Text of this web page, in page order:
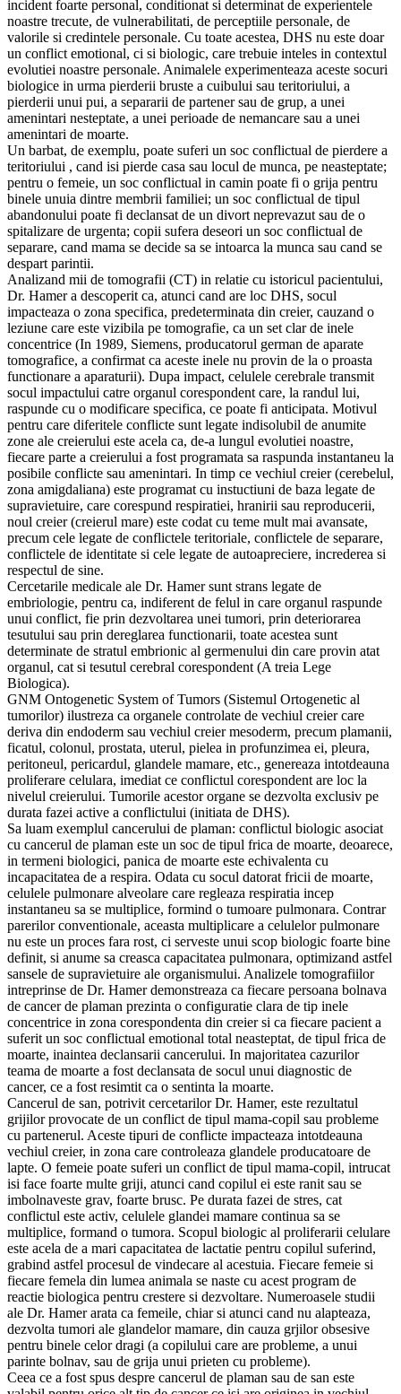
incident foarte personal, conditionat si determinat de experientele
noastre trecute, de vulnerabilitati, de perceptiile personale, de
valorile si credintele personale. Cu toate acestea, DHS nu este doar
un conflict emotional, ci si biologic, care trebuie inteles in contextul
evolutiei noastre personale. Animalele experimenteaza aceste socuri
biologice in urma pierderii bruste a cuibului sau teritoriului, a
pierderii unui pui, a separarii de partener sau de grup, a unei
amenintari nesteptate, a unei perioade de nemancare sau a unei
amenintari de moarte.
Un barbat, de exemplu, poate suferi un soc conflictual de pierdere a
teritoriului , cand isi pierde casa sau locul de munca, pe neasteptate;
pentru o femeie, un soc conflictual in camin poate fi o grija pentru
binele unuia dintre membrii familiei; un soc conflictual de tipul
abandonului poate fi declansat de un divort neprevazut sau de o
spitalizare de urgenta; copii sufera deseori un soc conflictual de
separare, cand mama se decide sa se intoarca la munca sau cand se
despart parintii.
Analizand mii de tomografii (CT) in relatie cu istoricul pacientului,
Dr. Hamer a descoperit ca, atunci cand are loc DHS, socul
impacteaza o zona specifica, predeterminata din creier, cauzand o
leziune care este vizibila pe tomografie, ca un set clar de inele
concentrice (In 1989, Siemens, producatorul german de aparate
tomografice, a confirmat ca aceste inele nu provin de la o proasta
functionare a aparaturii). Dupa impact, celulele cerebrale transmit
socul impactului catre organul corespondent care, la randul lui,
raspunde cu o modificare specifica, ce poate fi anticipata. Motivul
pentru care diferitele conflicte sunt legate indisolubil de anumite
zone ale creierului este acela ca, de-a lungul evolutiei noastre,
fiecare parte a creierului a fost programata sa raspunda instantaneu la
posibile conflicte sau amenintari. In timp ce vechiul creier (cerebelul,
zona amigdaliana) este programat cu instuctiuni de baza legate de
supravietuire, care corespund respiratiei, hranirii sau reproducerii,
noul creier (creierul mare) este codat cu teme mult mai avansate,
precum cele legate de conflictele teritoriale, conflictele de separare,
conflictele de identitate si cele legate de autoapreciere, increderea si
respectul de sine.
Cercetarile medicale ale Dr. Hamer sunt strans legate de
embriologie, pentru ca, indiferent de felul in care organul raspunde
unui conflict, fie prin dezvoltarea unei tumori, prin deteriorarea
tesutului sau prin dereglarea functionarii, toate acestea sunt
determinate de stratul embrionic al germenului din care provin atat
organul, cat si tesutul cerebral corespondent (A treia Lege
Biologica).
GNM Ontogenetic System of Tumors (Sistemul Ortogenetic al
tumorilor) ilustreza ca organele controlate de vechiul creier care
deriva din endoderm sau vechiul creier mesoderm, precum plamanii,
ficatul, colonul, prostata, uterul, pielea in profunzimea ei, pleura,
peritoneul, pericardul, glandele mamare, etc., genereaza intotdeauna
proliferare celulara, imediat ce conflictul corespondent are loc la
nivelul creierului. Tumorile acestor organe se dezvolta exclusiv pe
durata fazei active a conflictului (initiata de DHS).
Sa luam exemplul cancerului de plaman: conflictul biologic asociat
cu cancerul de plaman este un soc de tipul frica de moarte, deoarece,
in termeni biologici, panica de moarte este echivalenta cu
incapacitatea de a respira. Odata cu socul datorat fricii de moarte,
celulele pulmonare alveolare care regleaza respiratia incep
instantaneu sa se multiplice, formind o tumoare pulmonara. Contrar
parerilor conventionale, aceasta multiplicare a celulelor pulmonare
nu este un proces fara rost, ci serveste unui scop biologic foarte bine
definit, si anume sa creasca capacitatea pulmonara, optimizand astfel
sansele de supravietuire ale organismului. Analizele tomografiilor
intreprinse de Dr. Hamer demonstreaza ca fiecare persoana bolnava
de cancer de plaman prezinta o configuratie clara de tip inele
concentrice in zona corespondenta din creier si ca fiecare pacient a
suferit un soc conflictual emotional total neasteptat, de tipul frica de
moarte, inaintea declansarii cancerului. In majoritatea cazurilor
teama de moarte a fost declansata de socul unui diagnostic de
cancer, ce a fost resimtit ca o sentinta la moarte.
Cancerul de san, potrivit cercetarilor Dr. Hamer, este rezultatul
grijilor provocate de un conflict de tipul mama-copil sau probleme
cu partenerul. Aceste tipuri de conflicte impacteaza intotdeauna
vechiul creier, in zona care controleaza glandele producatoare de
lapte. O femeie poate suferi un conflict de tipul mama-copil, intrucat
isi face foarte multe griji, atunci cand copilul ei este ranit sau se
imbolnaveste grav, foarte brusc. Pe durata fazei de stres, cat
conflictul este activ, celulele glandei mamare continua sa se
multiplice, formand o tumora. Scopul biologic al proliferarii celulare
este acela de a mari capacitatea de lactatie pentru copilul suferind,
grabind astfel procesul de vindecare al acestuia. Fiecare femeie si
fiecare femela din lumea animala se naste cu acest program de
reactie biologica pentru crestere si dezvoltare. Numeroasele studii
ale Dr. Hamer arata ca femeile, chiar si atunci cand nu alapteaza,
dezvolta tumori ale glandelor mamare, din cauza grjilor obsesive
pentru binele celor dragi (a copilului care are probleme, a unui
parinte bolnav, sau de grija unui prieten cu probleme).
Ceea ce a fost spus despre cancerul de plaman sau de san este